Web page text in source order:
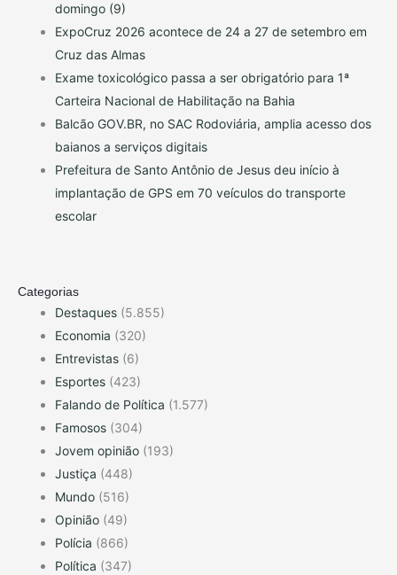
domingo (9)
ExpoCruz 2026 acontece de 24 a 27 de setembro em
Cruz das Almas
Exame toxicológico passa a ser obrigatório para 1ª
Carteira Nacional de Habilitação na Bahia
Balcão GOV.BR, no SAC Rodoviária, amplia acesso dos
baianos a serviços digitais
Prefeitura de Santo Antônio de Jesus deu início à
implantação de GPS em 70 veículos do transporte
escolar
Categorias
Destaques (5.855)
Economia (320)
Entrevistas (6)
Esportes (423)
Falando de Política (1.577)
Famosos (304)
Jovem opinião (193)
Justiça (448)
Mundo (516)
Opinião (49)
Polícia (866)
Política (347)